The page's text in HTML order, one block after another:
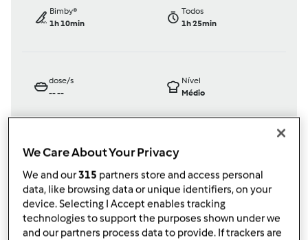
Bimby®
1h 10min
Todos
1h 25min
dose/s
----
Nível
Médio
TM31
porinca
published: 14.02.2023
alterado: 14.02.2023
Adicionar às minhas coleções
We Care About Your Privacy
We and our315 partners store and access personal
data, like browsing data or unique identifiers, on your
device. Selecting I Accept enables tracking
technologies to support the purposes shown under we
and our partners process data to provide. If trackers are